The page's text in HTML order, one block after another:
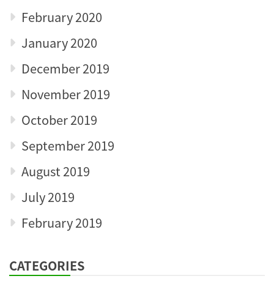
February 2020
January 2020
December 2019
November 2019
October 2019
September 2019
August 2019
July 2019
February 2019
CATEGORIES